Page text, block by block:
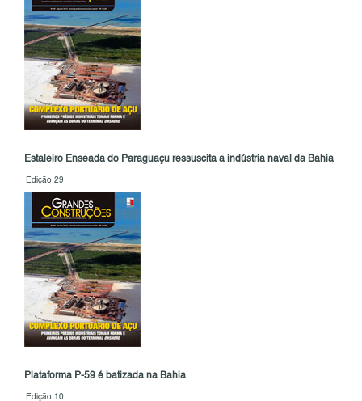
Estaleiro Enseada do Paraguaçu ressuscita a indústria naval da Bahia
Edição 29
Plataforma P-59 é batizada na Bahia
Edição 10